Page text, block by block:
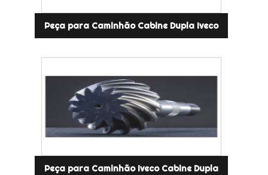
Peça para Caminhão Cabine Dupla Iveco
Peça para Caminhão Iveco Cabine Dupla